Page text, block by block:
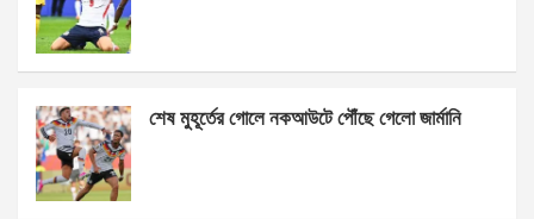
শেষ মুহূর্তের গোলে নকআউটে পৌঁছে গেলো জার্মানি